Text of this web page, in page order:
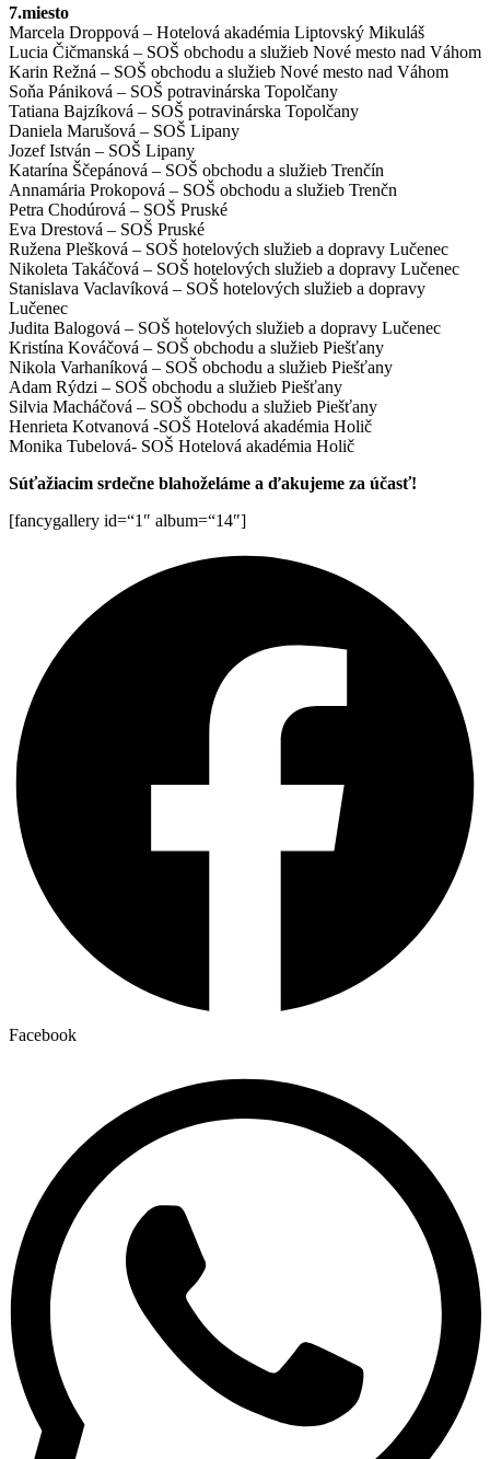
7.miesto
Marcela Droppová – Hotelová akadémia Liptovský Mikuláš
Lucia Čičmanská – SOŠ obchodu a služieb Nové mesto nad Váhom
Karin Režná – SOŠ obchodu a služieb Nové mesto nad Váhom
Soňa Pániková – SOŠ potravinárska Topolčany
Tatiana Bajzíková – SOŠ potravinárska Topolčany
Daniela Marušová – SOŠ Lipany
Jozef István – SOŠ Lipany
Katarína Ščepánová – SOŠ obchodu a služieb Trenčín
Annamária Prokopová – SOŠ obchodu a služieb Trenčn
Petra Chodúrová – SOŠ Pruské
Eva Drestová – SOŠ Pruské
Ružena Plešková – SOŠ hotelových služieb a dopravy Lučenec
Nikoleta Takáčová – SOŠ hotelových služieb a dopravy Lučenec
Stanislava Vaclavíková – SOŠ hotelových služieb a dopravy
Lučenec
Judita Balogová – SOŠ hotelových služieb a dopravy Lučenec
Kristína Kováčová – SOŠ obchodu a služieb Piešťany
Nikola Varhaníková – SOŠ obchodu a služieb Piešťany
Adam Rýdzi – SOŠ obchodu a služieb Piešťany
Silvia Macháčová – SOŠ obchodu a služieb Piešťany
Henrieta Kotvanová -SOŠ Hotelová akadémia Holič
Monika Tubelová- SOŠ Hotelová akadémia Holič
Súťažiacim srdečne blahoželáme a ďakujeme za účasť!
[fancygallery id=“1″ album=“14″]
Facebook